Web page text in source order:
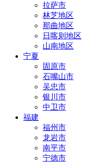
拉萨市
林芝地区
那曲地区
日喀则地区
山南地区
宁夏
固原市
石嘴山市
吴忠市
银川市
中卫市
福建
福州市
龙岩市
南平市
宁德市